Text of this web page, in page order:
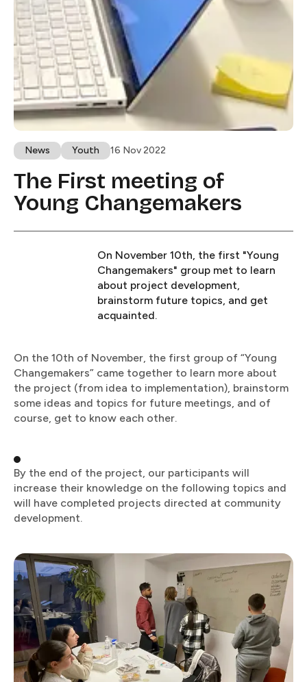
News​​​​‌ ‍ ​‍​‍‌‍ ‌ ​‍‌‍‍‌‌‍‌ ‌‍‍‌‌‍ ‍​‍​‍​ ‍‍​‍​‍‌ ​ ‌‍​‌‌‍ ‍‌‍‍‌‌ ‌​‌ ‍‌​‍ ‍‌‍‍‌‌‍ ​‍​‍​‍ ​​‍​‍‌‍‍​‌ ​‍‌‍‌‌‌‍‌‍​‍​‍​ ‍‍​‍​‍​‍ ‌ ​ ‌ ‌​‌ ‌‌‌‍‌​‌‍‍‌‌‍ ​‍ ‌‍‍‌‌‍ ‍‌ ‌​‌‍‌‌‌‍ ‍‌ ‌​​‍ ‌‍‌‌‌‍‌​‌‍‍‌‌ ‌​​‍ ‌‍ ‌‌‍ ‌‍‌​‌‍‌‌​ ‌‌ ​​‌ ​‍‌‍‌‌‌ ​ ‌‍‌‌‌‍ ‍‌ ‌​‌‍​‌‌ ‌​‌‍‍‌‌‍ ‌‍ ‍​ ‍ ‌‍‍‌‌‍‌​​ ‌‌‍​‌​ ‍‌​ ‍‌​ ‌​‌‍‌‌‌‍​‌​ ​‌​ ‌‍​‍ ‌‌‍​‍‌‍​ ‌‍‌‌‌‍‌‌​‍ ‌​ ‌​​ ​​‌‍‌​​ ​ ​‍ ‌‌‍​‌​ ‌‍​ ​‍‌‍‌​​‍ ‌​ ‌ ‌‍‌‍‌‍​‌​ ‌​‌‍‌​​ ‌ ​ ‌‍​ ‌‌‌‍​ ​ ‌‌​ ‌​​ ​‌​ ‍ ‌ ‌​‌ ‍‌‌ ​​‌‍‌‌​ ‌‌‍ ‍‌‍‌‌‌ ‌ ‌ ​ ‌​​ ‌‍​‌‌ ‌​‌‍‌‌‌‍‌ ‌‍ ‌ ​‍‌ ‍‌​ ‍ ‌ ​​‌‍​‌‌ ‌​‌‍‍​​ ‌‌‍ ‍‌‍​‌‌‍ ‌‌‍‌‌​ ‌‍​‍‌‍​‌‌ ​ ‌‍‌‌‌‌‌‌‌ ​‍‌‍ ​​ ‌​‍‌‌​ ​‍‌​‌‍‌ ​ ‌ ‌​‌ ‌‌‌‍‌​‌‍‍‌‌‍ ​‍‌‍‌‍‍‌‌‍‌​​ ‌‌‍​‌​ ‍‌​ ‍‌​ ‌​‌‍‌‌‌‍​‌​ ​‌​ ‌‍​‍ ‌‌‍​‍‌‍​ ‌‍‌‌‌‍‌‌​‍ ‌​ ‌​​ ​​‌‍‌​​ ​ ​‍ ‌‌‍​‌​ ‌‍​ ​‍‌‍‌​​‍ ‌​ ‌ ‌‍‌‍‌‍​‌​ ‌​‌‍‌​​ ‌ ​ ‌‍​ ‌‌‌‍​ ​ ‌‌​ ‌​​ ​‌​‍‌‍‌ ‌​‌ ‍‌‌ ​​‌‍‌‌​ ‌‌‍ ‍‌‍‌‌‌ ‌ ‌ ​ ‌​​ ‌‍​‌‌ ‌​‌‍‌‌‌‍‌ ‌‍ ‌ ​‍‌ ‍‌​‍‌‍‌ ​​‌‍​‌‌ ‌​‌‍‍​​ ‌‌‍ ‍‌‍​‌‌‍ ‌‌‍‌‌​‍‌‍‌ ​​‌‍‌‌‌ ​‍‌ ​ ‌ ​​‌‍‌‌‌‍​ ‌ ‌​‌‍‍‌‌ ‌‍‌‍‌‌​ ‌‌ ​​‌ ‌‌‌‍​‍‌‍ ​‌‍‍‌‌ ​ ‌‍‍​‌‍‌‌‌‍‌​​‍​‍‌ ‌ Youth​​​​‌ ‍ ​‍​‍‌‍ ‌ ​‍‌‍‍‌‌‍‌ ‌‍‍‌‌‍ ‍​‍​‍​ ‍‍​‍​‍‌ ​ ‌‍​‌‌‍ ‍‌‍‍‌‌ ‌​‌ ‍‌​‍ ‍‌‍‍‌‌‍ ​‍​‍​‍ ​​‍​‍‌‍‍​‌ ​‍‌‍‌‌‌‍‌‍​‍​‍​ ‍‍​‍​‍​‍ ‌ ​ ‌ ‌​‌ ‌‌‌‍‌​‌‍‍‌‌‍ ​‍ ‌‍‍‌‌‍ ‍‌ ‌​‌‍‌‌‌‍ ‍‌ ‌​​‍ ‌‍‌‌‌‍‌​‌‍‍‌‌ ‌​​‍ ‌‍ ‌‌‍ ‌‍‌​‌‍‌‌​ ‌‌ ​​‌ ​‍‌‍‌‌‌ ​ ‌‍‌‌‌‍ ‍‌ ‌​‌‍​‌‌ ‌​‌‍‍‌‌‍ ‌‍ ‍​ ‍ ‌‍‍‌‌‍‌​​ ‌‌‍​ ‌‍​ ​ ‌​‌‍​‍​ ‌ ‌‍​‌​ ‍​‌‍​‌​‍ ‌‌‍‌​‌‍​‌​ ​‌​ ‍​​‍ ‌​ ‌​​ ‌ ​ ​‍‌‍​‌​‍ ‌​ ‍‌‌‍‌‍‌‍‌‌​ ‌‌​‍ ‌​ ​‌‌‍‌‍​ ‌​‌‍​‌​ ‌‍‌‍​‌​ ​​​ ​​​ ​ ​ ​ ‌‍​‌‌‍‌‍​ ‍ ‌ ‌​‌ ‍‌‌ ​​‌‍‌‌​ ‌‌‍ ‍‌‍‌‌‌ ‌ ‌ ​ ‌​​ ‌‍​‌‌ ‌​‌‍‌‌‌‍‌ ‌‍ ‌ ​‍‌ ‍‌​ ‍ ‌ ​​‌‍​‌‌ ‌​‌‍‍​​ ‌‌‍ ‍‌‍​‌‌‍ ‌‌‍‌‌​ ‌‍​‍‌‍​‌‌ ​ ‌‍‌‌‌‌‌‌‌ ​‍‌‍ ​​ ‌​‍‌‌​ ​‍‌​‌‍‌ ​ ‌ ‌​‌ ‌‌‌‍‌​‌‍‍‌‌‍ ​‍‌‍‌‍‍‌‌‍‌​​ ‌‌‍​ ‌‍​ ​ ‌​‌‍​‍​ ‌ ‌‍​‌​ ‍​‌‍​‌​‍ ‌‌‍‌​‌‍​‌​ ​‌​ ‍​​‍ ‌​ ‌​​ ‌ ​ ​‍‌‍​‌​‍ ‌​ ‍‌‌‍‌‍‌‍‌‌​ ‌‌​‍ ‌​ ​‌‌‍‌‍​ ‌​‌‍​‌​ ‌‍‌‍​‌​ ​​​ ​​​ ​ ​ ​ ‌‍​‌‌‍‌‍​‍‌‍‌ ‌​‌ ‍‌‌ ​​‌‍‌‌​ ‌‌‍ ‍‌‍‌‌‌ ‌ ‌ ​ ‌​​ ‌‍​‌‌ ‌​‌‍‌‌‌‍‌ ‌‍ ‌ ​‍‌ ‍‌​‍‌‍‌ ​​‌‍​‌‌ ‌​‌‍‍​​ ‌‌‍ ‍‌‍​‌‌‍ ‌‌‍‌‌​‍‌‍‌ ​​‌‍‌‌‌ ​‍‌ ​ ‌ ​​‌‍‌‌‌‍​ ‌ ‌​‌‍‍‌‌ ‌‍‌‍‌‌​ ‌‌ ​​‌ ‌‌‌‍​‍‌‍ ​‌‍‍‌‌ ​ ‌‍‍​‌‍‌‌‌‍‌​​‍​‍‌ ‌ 16 Nov 2022
The First meeting of
Young Changemakers​​​​‌ ‍ ​‍​‍‌‍ ‌ ​‍‌‍‍‌‌‍‌ ‌‍‍‌‌‍ ‍​‍​‍​ ‍‍​‍​‍‌ ​ ‌‍​‌‌‍ ‍‌‍‍‌‌ ‌​‌ ‍‌​‍ ‍‌‍‍‌‌‍ ​‍​‍​‍ ​​‍​‍‌‍‍​‌ ​‍‌‍‌‌‌‍‌‍​‍​‍​ ‍‍​‍​‍​‍ ‌ ​ ‌ ‌​‌ ‌‌‌‍‌​‌‍‍‌‌‍ ​‍ ‌‍‍‌‌‍ ‍‌ ‌​‌‍‌‌‌‍ ‍‌ ‌​​‍ ‌‍‌‌‌‍‌​‌‍‍‌‌ ‌​​‍ ‌‍ ‌‌‍ ‌‍‌​‌‍‌‌​ ‌‌ ​​‌ ​‍‌‍‌‌‌ ​ ‌‍‌‌‌‍ ‍‌ ‌​‌‍​‌‌ ‌​‌‍‍‌‌‍ ‌‍ ‍​ ‍ ‌‍‍‌‌‍‌​​ ‌​ ​‌​ ‍​​ ​‍‌‍​‌‌‍‌​‌‍‌‍​ ​‍​ ​‍​‍ ‌​ ‌​​ ​‍​ ​ ​ ​‍​‍ ‌​ ‌​‌‍‌​‌‍​ ‌‍‌‌​‍ ‌‌‍​‍​ ​‍​ ​ ‌‍​ ​‍ ‌​ ‌ ​ ​‍​ ‍​​ ‌‍‌‍​ ‌‍​‍​ ‍‌​ ​​​ ‌‍​ ‌​​ ‌ ‌‍​‍​ ‍ ‌ ‌​‌ ‍‌‌ ​​‌‍‌‌​ ‌‌‍ ‍‌‍‌‌‌ ‌ ‌ ​ ‌‌​​‌‍ ‌ ​ ‌ ‌​​ ‍ ‌ ​​‌‍​‌‌ ‌​‌‍‍​​ ‌‌ ‌​‌‍‍‌‌ ‌​‌‍ ​‌‍‌‌​ ‌‍​‍‌‍​‌‌ ​ ‌‍‌‌‌‌‌‌‌ ​‍‌‍ ​​ ‌​‍‌‌​ ​‍‌​‌‍‌ ​ ‌ ‌​‌ ‌‌‌‍‌​‌‍‍‌‌‍ ​‍‌‍‌‍‍‌‌‍‌​​ ‌​ ​‌​ ‍​​ ​‍‌‍​‌‌‍‌​‌‍‌‍​ ​‍​ ​‍​‍ ‌​ ‌​​ ​‍​ ​ ​ ​‍​‍ ‌​ ‌​‌‍‌​‌‍​ ‌‍‌‌​‍ ‌‌‍​‍​ ​‍​ ​ ‌‍​ ​‍ ‌​ ‌ ​ ​‍​ ‍​​ ‌‍‌‍​ ‌‍​‍​ ‍‌​ ​​​ ‌‍​ ‌​​ ‌ ‌‍​‍​‍‌‍‌ ‌​‌ ‍‌‌ ​​‌‍‌‌​ ‌‌‍ ‍‌‍‌‌‌ ‌ ‌ ​ ‌‌​​‌‍ ‌ ​ ‌ ‌​​‍‌‍‌ ​​‌‍​‌‌ ‌​‌‍‍​​ ‌‌ ‌​‌‍‍‌‌ ‌​‌‍ ​‌‍‌‌​‍‌‍‌ ​​‌‍‌‌‌ ​‍‌ ​ ‌ ​​‌‍‌‌‌‍​ ‌ ‌​‌‍‍‌‌ ‌‍‌‍‌‌​ ‌‌ ​​‌ ‌‌‌‍​‍‌‍ ​‌‍‍‌‌ ​ ‌‍‍​‌‍‌‌‌‍‌​​‍​‍‌ ‌
On November 10th, the first "Young
Changemakers" group met to learn
about project development,
brainstorm future topics, and get
acquainted.​​​​‌ ‍ ​‍​‍‌‍ ‌ ​‍‌‍‍‌‌‍‌ ‌‍‍‌‌‍ ‍​‍​‍​ ‍‍​‍​‍‌ ​ ‌‍​‌‌‍ ‍‌‍‍‌‌ ‌​‌ ‍‌​‍ ‍‌‍‍‌‌‍ ​‍​‍​‍ ​​‍​‍‌‍‍​‌ ​‍‌‍‌‌‌‍‌‍​‍​‍​ ‍‍​‍​‍​‍ ‌ ​ ‌ ‌​‌ ‌‌‌‍‌​‌‍‍‌‌‍ ​‍ ‌‍‍‌‌‍ ‍‌ ‌​‌‍‌‌‌‍ ‍‌ ‌​​‍ ‌‍‌‌‌‍‌​‌‍‍‌‌ ‌​​‍ ‌‍ ‌‌‍ ‌‍‌​‌‍‌‌​ ‌‌ ​​‌ ​‍‌‍‌‌‌ ​ ‌‍‌‌‌‍ ‍‌ ‌​‌‍​‌‌ ‌​‌‍‍‌‌‍ ‌‍ ‍​ ‍ ‌‍‍‌‌‍‌​​ ‌​ ​‌​ ‍​​ ​‍‌‍​‌‌‍‌​‌‍‌‍​ ​‍​ ​‍​‍ ‌​ ‌​​ ​‍​ ​ ​ ​‍​‍ ‌​ ‌​‌‍‌​‌‍​ ‌‍‌‌​‍ ‌‌‍​‍​ ​‍​ ​ ‌‍​ ​‍ ‌​ ‌ ​ ​‍​ ‍​​ ‌‍‌‍​ ‌‍​‍​ ‍‌​ ​​​ ‌‍​ ‌​​ ‌ ‌‍​‍​ ‍ ‌ ‌​‌ ‍‌‌ ​​‌‍‌‌​ ‌‌‍ ‍‌‍‌‌‌ ‌ ‌ ​ ‌‌​​‌‍ ‌ ​ ‌ ‌​​ ‍ ‌ ​​‌‍​‌‌ ‌​‌‍‍​​ ‌‌‍‌​‌‍‌‌‌ ​ ‌‍​ ‌ ​‍‌‍‍‌‌ ​​‌ ‌​‌‍‍‌‌‍ ‌‍ ‍​ ‌‍​‍‌‍​‌‌ ​ ‌‍‌‌‌‌‌‌‌ ​‍‌‍ ​​ ‌​‍‌‌​ ​‍‌​‌‍‌ ​ ‌ ‌​‌ ‌‌‌‍‌​‌‍‍‌‌‍ ​‍‌‍‌‍‍‌‌‍‌​​ ‌​ ​‌​ ‍​​ ​‍‌‍​‌‌‍‌​‌‍‌‍​ ​‍​ ​‍​‍ ‌​ ‌​​ ​‍​ ​ ​ ​‍​‍ ‌​ ‌​‌‍‌​‌‍​ ‌‍‌‌​‍ ‌‌‍​‍​ ​‍​ ​ ‌‍​ ​‍ ‌​ ‌ ​ ​‍​ ‍​​ ‌‍‌‍​ ‌‍​‍​ ‍‌​ ​​​ ‌‍​ ‌​​ ‌ ‌‍​‍​‍‌‍‌ ‌​‌ ‍‌‌ ​​‌‍‌‌​ ‌‌‍ ‍‌‍‌‌‌ ‌ ‌ ​ ‌‌​​‌‍ ‌ ​ ‌ ‌​​‍‌‍‌ ​​‌‍​‌‌ ‌​‌‍‍​​ ‌‌‍‌​‌‍‌‌‌ ​ ‌‍​ ‌ ​‍‌‍‍‌‌ ​​‌ ‌​‌‍‍‌‌‍ ‌‍ ‍​‍‌‍‌ ​​‌‍‌‌‌ ​‍‌ ​ ‌ ​​‌‍‌‌‌‍​ ‌ ‌​‌‍‍‌‌ ‌‍‌‍‌‌​ ‌‌ ​​‌ ‌‌‌‍​‍‌‍ ​‌‍‍‌‌ ​ ‌‍‍​‌‍‌‌‌‍‌​​‍​‍‌ ‌
On the 10th of November, the first group of “Young
Changemakers” came together to learn more about
the project (from idea to implementation), brainstorm
some ideas and topics for future meetings, and of
course, get to know each other.​​​​‌ ‍ ​‍​‍‌‍ ‌ ​‍‌‍‍‌‌‍‌ ‌‍‍‌‌‍ ‍​‍​‍​ ‍‍​‍​‍‌ ​ ‌‍​‌‌‍ ‍‌‍‍‌‌ ‌​‌ ‍‌​‍ ‍‌‍‍‌‌‍ ​‍​‍​‍ ​​‍​‍‌‍‍​‌ ​‍‌‍‌‌‌‍‌‍​‍​‍​ ‍‍​‍​‍​‍ ‌ ​ ‌ ‌​‌ ‌‌‌‍‌​‌‍‍‌‌‍ ​‍ ‌‍‍‌‌‍ ‍‌ ‌​‌‍‌‌‌‍ ‍‌ ‌​​‍ ‌‍‌‌‌‍‌​‌‍‍‌‌ ‌​​‍ ‌‍ ‌‌‍ ‌‍‌​‌‍‌‌​ ‌‌ ​​‌ ​‍‌‍‌‌‌ ​ ‌‍‌‌‌‍ ‍‌ ‌​‌‍​‌‌ ‌​‌‍‍‌‌‍ ‌‍ ‍​ ‍ ‌‍‍‌‌‍‌​​ ‌​ ​‌​ ‍​​ ​‍‌‍​‌‌‍‌​‌‍‌‍​ ​‍​ ​‍​‍ ‌​ ‌​​ ​‍​ ​ ​ ​‍​‍ ‌​ ‌​‌‍‌​‌‍​ ‌‍‌‌​‍ ‌‌‍​‍​ ​‍​ ​ ‌‍​ ​‍ ‌​ ‌ ​ ​‍​ ‍​​ ‌‍‌‍​ ‌‍​‍​ ‍‌​ ​​​ ‌‍​ ‌​​ ‌ ‌‍​‍​ ‍ ‌ ‌​‌ ‍‌‌ ​​‌‍‌‌​ ‌‌‍ ‍‌‍‌‌‌ ‌ ‌ ​ ‌‌​​‌‍ ‌ ​ ‌ ‌​​ ‍ ‌ ​​‌‍​‌‌ ‌​‌‍‍​​ ‌‌ ​ ‌‍‌‌‌‍​ ‌ ‌​‌‍‍‌‌‍ ‌‍ ‍‌ ​ ​‍‌‌​ ‌‌‌​​‍‌‌ ‌‍‍ ‌‍‌‌‌ ‍‌​‍‌‌​ ​ ‌​‌​​‍‌‌​ ​ ‌​‌​​‍‌‌​ ​‍​ ​‍‌‍​ ​ ‍​‌‍​‍‌‍​‍​ ​​​ ‌‍​ ‍​‌‍​‌​ ​‍‌‍‌‍​ ‌‌​ ‌‍​‍‌‌​ ​‍​ ​‍​‍‌‌​ ‌‌‌​‌​​‍ ‍‌‍‌​‌‍‌‌‌ ​ ‌‍​ ‌ ​‍‌‍‍‌‌ ​​‌ ‌​‌‍‍‌‌‍ ‌‍ ‍​ ‌‍​‍‌‍​‌‌ ​ ‌‍‌‌‌‌‌‌‌ ​‍‌‍ ​​ ‌​‍‌‌​ ​‍‌​‌‍‌ ​ ‌ ‌​‌ ‌‌‌‍‌​‌‍‍‌‌‍ ​‍‌‍‌‍‍‌‌‍‌​​ ‌​ ​‌​ ‍​​ ​‍‌‍​‌‌‍‌​‌‍‌‍​ ​‍​ ​‍​‍ ‌​ ‌​​ ​‍​ ​ ​ ​‍​‍ ‌​ ‌​‌‍‌​‌‍​ ‌‍‌‌​‍ ‌‌‍​‍​ ​‍​ ​ ‌‍​ ​‍ ‌​ ‌ ​ ​‍​ ‍​​ ‌‍‌‍​ ‌‍​‍​ ‍‌​ ​​​ ‌‍​ ‌​​ ‌ ‌‍​‍​‍‌‍‌ ‌​‌ ‍‌‌ ​​‌‍‌‌​ ‌‌‍ ‍‌‍‌‌‌ ‌ ‌ ​ ‌‌​​‌‍ ‌ ​ ‌ ‌​​‍‌‍‌ ​​‌‍​‌‌ ‌​‌‍‍​​ ‌‌ ​ ‌‍‌‌‌‍​ ‌ ‌​‌‍‍‌‌‍ ‌‍ ‍‌ ​ ​‍‌‌​ ‌‌‌​​‍‌‌ ‌‍‍ ‌‍‌‌‌ ‍‌​‍‌‌​ ​ ‌​‌​​‍‌‌​ ​ ‌​‌​​‍‌‌​ ​‍​ ​‍‌‍​ ​ ‍​‌‍​‍‌‍​‍​ ​​​ ‌‍​ ‍​‌‍​‌​ ​‍‌‍‌‍​ ‌‌​ ‌‍​‍‌‌​ ​‍​ ​‍​‍‌‌​ ‌‌‌​‌​​‍ ‍‌‍‌​‌‍‌‌‌ ​ ‌‍​ ‌ ​‍‌‍‍‌‌ ​​‌ ‌​‌‍‍‌‌‍ ‌‍ ‍​‍‌‍‌ ​​‌‍‌‌‌ ​‍‌ ​ ‌ ​​‌‍‌‌‌‍​ ‌ ‌​‌‍‍‌‌ ‌‍‌‍‌‌​ ‌‌ ​​‌ ‌‌‌‍​‍‌‍ ​‌‍‍‌‌ ​ ‌‍‍​‌‍‌‌‌‍‌​​‍​‍‌ ‌
By the end of the project, our participants will
increase their knowledge on the following topics and
will have completed projects directed at community
development.​​​​‌ ‍ ​‍​‍‌‍ ‌ ​‍‌‍‍‌‌‍‌ ‌‍‍‌‌‍ ‍​‍​‍​ ‍‍​‍​‍‌ ​ ‌‍​‌‌‍ ‍‌‍‍‌‌ ‌​‌ ‍‌​‍ ‍‌‍‍‌‌‍ ​‍​‍​‍ ​​‍​‍‌‍‍​‌ ​‍‌‍‌‌‌‍‌‍​‍​‍​ ‍‍​‍​‍​‍ ‌ ​ ‌ ‌​‌ ‌‌‌‍‌​‌‍‍‌‌‍ ​‍ ‌‍‍‌‌‍ ‍‌ ‌​‌‍‌‌‌‍ ‍‌ ‌​​‍ ‌‍‌‌‌‍‌​‌‍‍‌‌ ‌​​‍ ‌‍ ‌‌‍ ‌‍‌​‌‍‌‌​ ‌‌ ​​‌ ​‍‌‍‌‌‌ ​ ‌‍‌‌‌‍ ‍‌ ‌​‌‍​‌‌ ‌​‌‍‍‌‌‍ ‌‍ ‍​ ‍ ‌‍‍‌‌‍‌​​ ‌​ ​‌​ ‍​​ ​‍‌‍​‌‌‍‌​‌‍‌‍​ ​‍​ ​‍​‍ ‌​ ‌​​ ​‍​ ​ ​ ​‍​‍ ‌​ ‌​‌‍‌​‌‍​ ‌‍‌‌​‍ ‌‌‍​‍​ ​‍​ ​ ‌‍​ ​‍ ‌​ ‌ ​ ​‍​ ‍​​ ‌‍‌‍​ ‌‍​‍​ ‍‌​ ​​​ ‌‍​ ‌​​ ‌ ‌‍​‍​ ‍ ‌ ‌​‌ ‍‌‌ ​​‌‍‌‌​ ‌‌‍ ‍‌‍‌‌‌ ‌ ‌ ​ ‌‌​​‌‍ ‌ ​ ‌ ‌​​ ‍ ‌ ​​‌‍​‌‌ ‌​‌‍‍​​ ‌‌ ​ ‌‍‌‌‌‍​ ‌ ‌​‌‍‍‌‌‍ ‌‍ ‍‌ ​ ​‍‌‌​ ‌‌‌​​‍‌‌ ‌‍‍ ‌‍‌‌‌ ‍‌​‍‌‌​ ​ ‌​‌​​‍‌‌​ ​ ‌​‌​​‍‌‌​ ​‍​ ​‍‌‍​‍‌‍‌‍​ ​​‌‍‌‌​ ‌‌‌‍‌​​ ​​​ ‍​‌‍‌‌‌‍​‌​ ‍​​ ​​​‍‌‌​ ​‍​ ​‍​‍‌‌​ ‌‌‌​‌​​‍ ‍‌‍‌​‌‍‌‌‌ ​ ‌‍​ ‌ ​‍‌‍‍‌‌ ​​‌ ‌​‌‍‍‌‌‍ ‌‍ ‍​ ‌‍​‍‌‍​‌‌ ​ ‌‍‌‌‌‌‌‌‌ ​‍‌‍ ​​ ‌​‍‌‌​ ​‍‌​‌‍‌ ​ ‌ ‌​‌ ‌‌‌‍‌​‌‍‍‌‌‍ ​‍‌‍‌‍‍‌‌‍‌​​ ‌​ ​‌​ ‍​​ ​‍‌‍​‌‌‍‌​‌‍‌‍​ ​‍​ ​‍​‍ ‌​ ‌​​ ​‍​ ​ ​ ​‍​‍ ‌​ ‌​‌‍‌​‌‍​ ‌‍‌‌​‍ ‌‌‍​‍​ ​‍​ ​ ‌‍​ ​‍ ‌​ ‌ ​ ​‍​ ‍​​ ‌‍‌‍​ ‌‍​‍​ ‍‌​ ​​​ ‌‍​ ‌​​ ‌ ‌‍​‍​‍‌‍‌ ‌​‌ ‍‌‌ ​​‌‍‌‌​ ‌‌‍ ‍‌‍‌‌‌ ‌ ‌ ​ ‌‌​​‌‍ ‌ ​ ‌ ‌​​‍‌‍‌ ​​‌‍​‌‌ ‌​‌‍‍​​ ‌‌ ​ ‌‍‌‌‌‍​ ‌ ‌​‌‍‍‌‌‍ ‌‍ ‍‌ ​ ​‍‌‌​ ‌‌‌​​‍‌‌ ‌‍‍ ‌‍‌‌‌ ‍‌​‍‌‌​ ​ ‌​‌​​‍‌‌​ ​ ‌​‌​​‍‌‌​ ​‍​ ​‍‌‍​‍‌‍‌‍​ ​​‌‍‌‌​ ‌‌‌‍‌​​ ​​​ ‍​‌‍‌‌‌‍​‌​ ‍​​ ​​​‍‌‌​ ​‍​ ​‍​‍‌‌​ ‌‌‌​‌​​‍ ‍‌‍‌​‌‍‌‌‌ ​ ‌‍​ ‌ ​‍‌‍‍‌‌ ​​‌ ‌​‌‍‍‌‌‍ ‌‍ ‍​‍‌‍‌ ​​‌‍‌‌‌ ​‍‌ ​ ‌ ​​‌‍‌‌‌‍​ ‌ ‌​‌‍‍‌‌ ‌‍‌‍‌‌​ ‌‌ ​​‌ ‌‌‌‍​‍‌‍ ​‌‍‍‌‌ ​ ‌‍‍​‌‍‌‌‌‍‌​​‍​‍‌ ‌